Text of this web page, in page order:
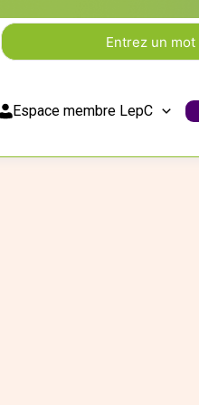
Rechercher:
Espace membre LepC